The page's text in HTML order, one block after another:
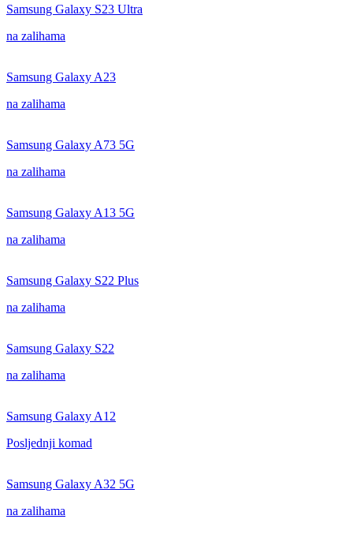
Samsung Galaxy S23 Ultra
na zalihama
Samsung Galaxy A23
na zalihama
Samsung Galaxy A73 5G
na zalihama
Samsung Galaxy A13 5G
na zalihama
Samsung Galaxy S22 Plus
na zalihama
Samsung Galaxy S22
na zalihama
Samsung Galaxy A12
Posljednji komad
Samsung Galaxy A32 5G
na zalihama